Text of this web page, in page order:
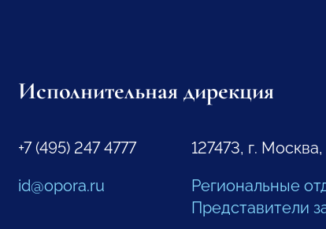
Исполнительная дирекция
+7 (495) 247 4777
id@opora.ru
127473, г.
Региональные
Представители